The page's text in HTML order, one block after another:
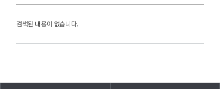
검색된 내용이 없습니다.